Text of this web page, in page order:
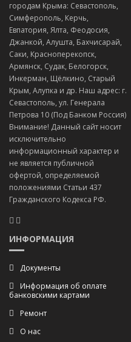
городам Крыма: Севастополь,
Симферополь, Керчь,
Евпатория, Ялта, Феодосия,
Джанкой, Алушта, Бахчисарай,
Саки, Красноперекопск,
Армянск, Судак, Белогорск,
Инкерман, Щёлкино, Старый
Крым, Алупка и др. Наш адрес: г.
Севастополь, ул. Генерала
Петрова 10 (Под Банком Россия)
Внимание! Данный сайт носит
исключительно
информационный характер и
не является публичной
офертой, определяемой
положениями Статьи 437
Гражданского Кодекса РФ.
ИНФОРМАЦИЯ
Документы
Информация об оплате
банковскими картами
Ремонт
О нас